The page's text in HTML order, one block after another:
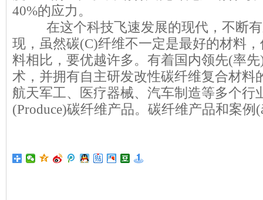
40%的应力。
在这个科技飞速发展的现代，不断有
现，虽然碳(C)纤维不一定是最好的材料
料相比，要优越许多。有着国内领先(率
术，并拥有自主研发改性碳纤维复合材料
航天军工、医疗器械、汽车制造等多个行
(Produce)碳纤维产品。碳纤维产品和案例